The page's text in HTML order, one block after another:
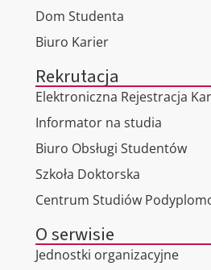
Dom Studenta
Biuro Karier
Rekrutacja
Elektroniczna Rejestracja
Informator na studia
Biuro Obsługi Studentów
Szkoła Doktorska
Centrum Studiów
O serwisie
Jednostki organizacyjne